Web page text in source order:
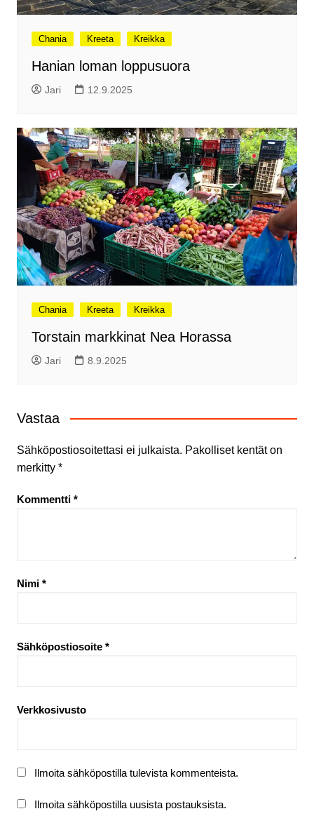
Chania Kreeta Kreikka
Hanian loman loppusuora
Jari 12.9.2025
Chania Kreeta Kreikka
Torstain markkinat Nea Horassa
Jari 8.9.2025
Vastaa
Sähköpostiosoitettasi ei julkaista. Pakolliset kentät on
merkitty *
Kommentti *
Nimi *
Sähköpostiosoite *
Verkkosivusto
Ilmoita sähköpostilla tulevista kommenteista.
Ilmoita sähköpostilla uusista postauksista.